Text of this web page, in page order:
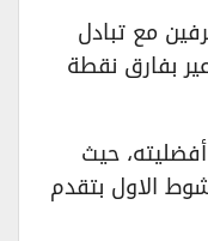
مع تبادل
بفارق نقطة
حيث
الشوط الاول بتقدم